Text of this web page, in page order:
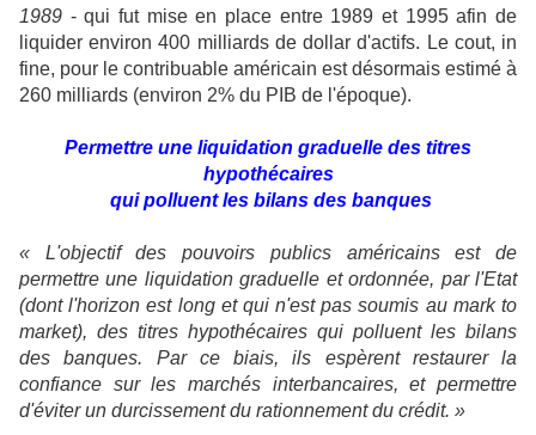
1989 - qui fut mise en place entre 1989 et 1995 afin de
liquider environ 400 milliards de dollar d'actifs. Le cout, in
fine, pour le contribuable américain est désormais estimé à
260 milliards (environ 2% du PIB de l'époque).
Permettre une liquidation graduelle des titres
hypothécaires
qui polluent les bilans des banques
« L'objectif des pouvoirs publics américains est de
permettre une liquidation graduelle et ordonnée, par l'Etat
(dont l'horizon est long et qui n'est pas soumis au mark to
market), des titres hypothécaires qui polluent les bilans
des banques. Par ce biais, ils espèrent restaurer la
confiance sur les marchés interbancaires, et permettre
d'éviter un durcissement du rationnement du crédit. »